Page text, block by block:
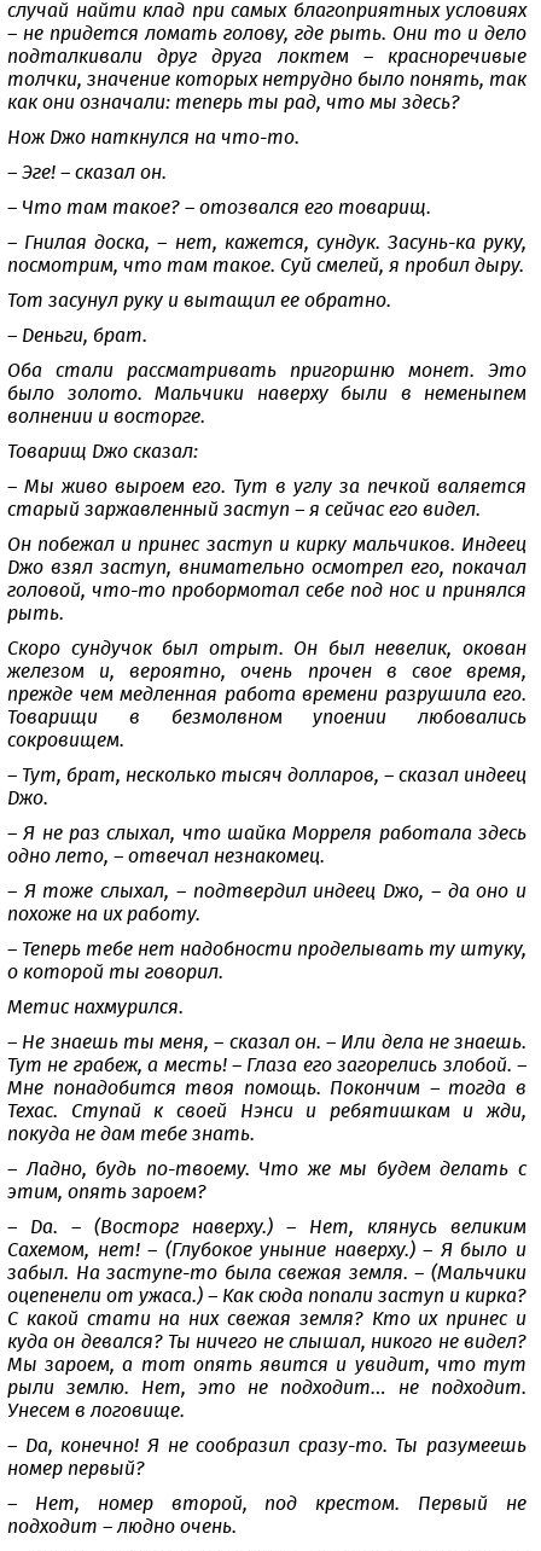
случай найти клад при самых благоприятных условиях
– не придется ломать голову, где рыть. Они то и дело
подталкивали друг друга локтем – красноречивые
толчки, значение которых нетрудно было понять, так
как они означали: теперь ты рад, что мы здесь?
Нож Джо наткнулся на что-то.
– Эге! – сказал он.
– Что там такое? – отозвался его товарищ.
– Гнилая доска, – нет, кажется, сундук. Засунь-ка руку,
посмотрим, что там такое. Суй смелей, я пробил дыру.
Тот засунул руку и вытащил ее обратно.
– Деньги, брат.
Оба стали рассматривать пригоршню монет. Это
было золото. Мальчики наверху были в неменыпем
волнении и восторге.
Товарищ Джо сказал:
– Мы живо выроем его. Тут в углу за печкой валяется
старый заржавленный заступ – я сейчас его видел.
Он побежал и принес заступ и кирку мальчиков. Индеец
Джо взял заступ, внимательно осмотрел его, покачал
головой, что-то пробормотал себе под нос и принялся
рыть.
Скоро сундучок был отрыт. Он был невелик, окован
железом и, вероятно, очень прочен в свое время,
прежде чем медленная работа времени разрушила его.
Товарищи в безмолвном упоении любовались
сокровищем.
– Тут, брат, несколько тысяч долларов, – сказал индеец
Джо.
– Я не раз слыхал, что шайка Морреля работала здесь
одно лето, – отвечал незнакомец.
– Я тоже слыхал, – подтвердил индеец Джо, – да оно и
похоже на их работу.
– Теперь тебе нет надобности проделывать ту штуку,
о которой ты говорил.
Метис нахмурился.
– Не знаешь ты меня, – сказал он. – Или дела не знаешь.
Тут не грабеж, а месть! – Глаза его загорелись злобой. –
Мне понадобится твоя помощь. Покончим – тогда в
Техас. Ступай к своей Нэнси и ребятишкам и жди,
покуда не дам тебе знать.
– Ладно, будь по-твоему. Что же мы будем делать с
этим, опять зароем?
– Да. – (Восторг наверху.) – Нет, клянусь великим
Сахемом, нет! – (Глубокое уныние наверху.) – Я было и
забыл. На заступе-то была свежая земля. – (Мальчики
оцепенели от ужаса.) – Как сюда попали заступ и кирка?
С какой стати на них свежая земля? Кто их принес и
куда он девался? Ты ничего не слышал, никого не видел?
Мы зароем, а тот опять явится и увидит, что тут
рыли землю. Нет, это не подходит… не подходит.
Унесем в логовище.
– Да, конечно! Я не сообразил сразу-то. Ты разумеешь
номер первый?
– Нет, номер второй, под крестом. Первый не
подходит – людно очень.